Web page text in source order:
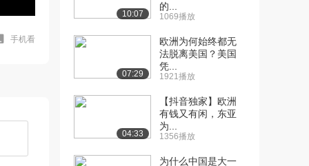
手机看
10:07
的...
1069播放
07:29
欧洲为何始终都无
法脱离美国？美国
凭...
1921播放
04:33
【抖音独家】欧洲
有钱又有闲，东亚
为...
1356播放
为什么中国是大一